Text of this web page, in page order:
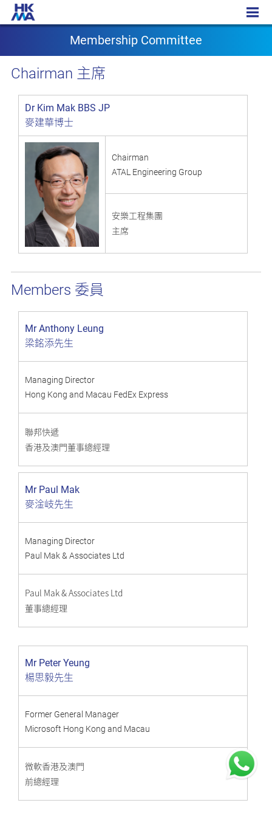
Membership Committee
Membership Committee
Chairman 主席
Dr Kim Mak BBS JP
麥建華博士
Chairman
ATAL Engineering Group
安樂工程集團
主席
Members 委員
Mr Anthony Leung
梁銘添先生
Managing Director
Hong Kong and Macau FedEx Express
聯邦快遞
香港及澳門董事總經理
Mr Paul Mak
麥淦岐先生
Managing Director
Paul Mak & Associates Ltd
Paul Mak & Associates Ltd
董事總經理
Mr Peter Yeung
楊思毅先生
Former General Manager
Microsoft Hong Kong and Macau
微軟香港及澳門
前總經理